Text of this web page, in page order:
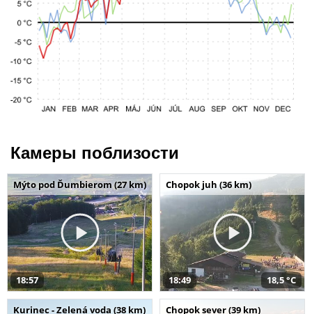
Камеры поблизости
Mýto pod Ďumbierom (27 km)
18:57
Chopok juh (36 km)
18:49 18,5 °C
Kurinec - Zelená voda (38 km) Chopok sever (39 km)